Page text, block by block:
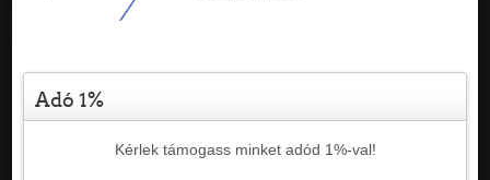
Adó 1%
Kérlek támogass minket adód 1%-val!